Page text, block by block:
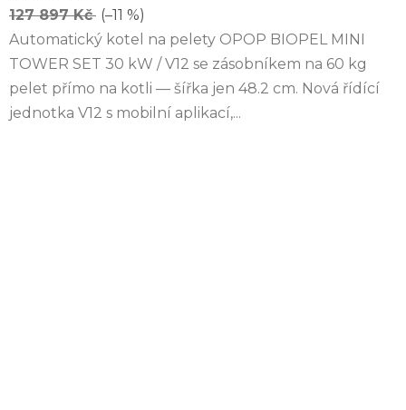
127 897 Kč (–11 %)
Automatický kotel na pelety OPOP BIOPEL MINI
TOWER SET 30 kW / V12 se zásobníkem na 60 kg
pelet přímo na kotli — šířka jen 48.2 cm. Nová řídící
jednotka V12 s mobilní aplikací,...